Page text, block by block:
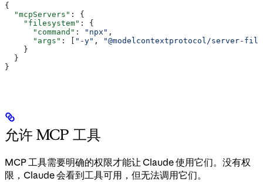
{
  "mcpServers"
: {
    "filesystem"
: {
      "command"
: "npx" ,
      "args"
: [ "-y" ,
"@modelcontextprotocol/server-
    }
  }
}
允许 MCP 工具
MCP 工具需要明确的权限才能让 Claude 使用它们。没有权
限，Claude 会看到工具可用，但无法调用它们。